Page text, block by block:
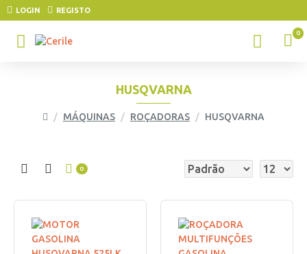
LOGIN REGISTO
0
MÁQUINAS ROÇADORAS HUSQVARNA
HUSQVARNA
0